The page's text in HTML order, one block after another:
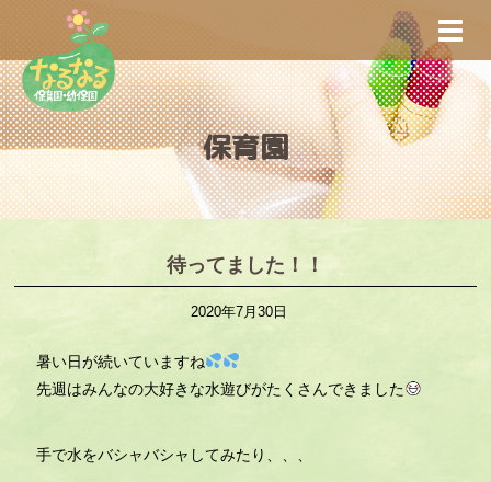
i
p
t
o
m
a
保育園
待ってました！！
2020年7月30日
暑い日が続いていますね
先週はみんなの大好きな水遊びがたくさんできました
手で水をバシャバシャしてみたり、、、